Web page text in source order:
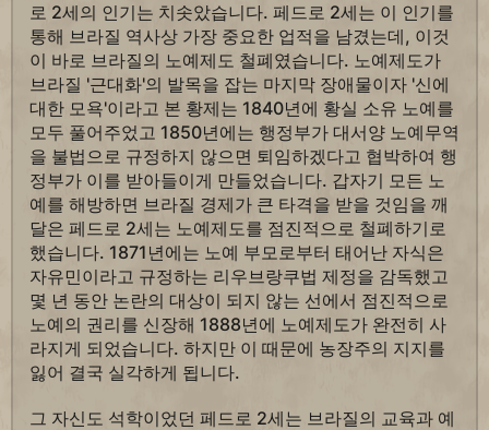
로 2세의 인기는 치솟았습니다. 페드로 2세는 이 인기를
통해 브라질 역사상 가장 중요한 업적을 남겼는데, 이것
이 바로 브라질의 노예제도 철폐였습니다. 노예제도가
브라질 '근대화'의 발목을 잡는 마지막 장애물이자 '신에
대한 모욕'이라고 본 황제는 1840년에 황실 소유 노예를
모두 풀어주었고 1850년에는 행정부가 대서양 노예무역
을 불법으로 규정하지 않으면 퇴임하겠다고 협박하여 행
정부가 이를 받아들이게 만들었습니다. 갑자기 모든 노
예를 해방하면 브라질 경제가 큰 타격을 받을 것임을 깨
달은 페드로 2세는 노예제도를 점진적으로 철폐하기로
했습니다. 1871년에는 노예 부모로부터 태어난 자식은
자유민이라고 규정하는 리우브랑쿠법 제정을 감독했고
몇 년 동안 논란의 대상이 되지 않는 선에서 점진적으로
노예의 권리를 신장해 1888년에 노예제도가 완전히 사
라지게 되었습니다. 하지만 이 때문에 농장주의 지지를
잃어 결국 실각하게 됩니다.
그 자신도 석학이었던 페드로 2세는 브라질의 교육과 예